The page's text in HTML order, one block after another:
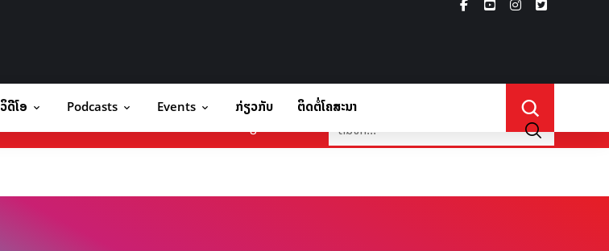
ວິດີໂອ Podcasts Events ກ່ຽວກັບ ຕິດຕໍ່ໂຄສະນາ